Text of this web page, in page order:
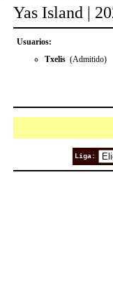
Yas Island |
Usuarios:
Txelis (Admitido)
Liga: